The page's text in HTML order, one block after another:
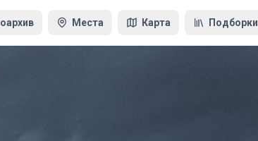
Места Карта Подборки